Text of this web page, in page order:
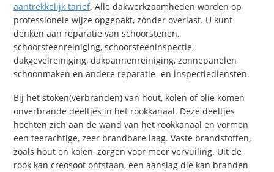
aantrekkelijk tarief. Alle dakwerkzaamheden worden op
professionele wijze opgepakt, zónder overlast. U kunt
denken aan reparatie van schoorstenen,
schoorsteenreiniging, schoorsteeninspectie,
dakgevelreiniging, dakpannenreiniging, zonnepanelen
schoonmaken en andere reparatie- en inspectiediensten.
Bij het stoken(verbranden) van hout, kolen of olie komen
onverbrande deeltjes in het rookkanaal. Deze deeltjes
hechten zich aan de wand van het rookkanaal en vormen
een teerachtige, zeer brandbare laag. Vaste brandstoffen,
zoals hout en kolen, zorgen voor meer vervuiling. Uit de
rook kan creosoot ontstaan, een aanslag die kan branden